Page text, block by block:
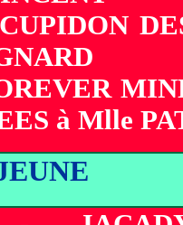
à Mlle